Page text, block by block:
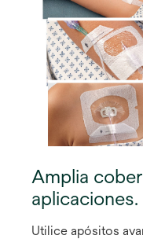
Amplia
aplicaciones.
Utilice apósitos